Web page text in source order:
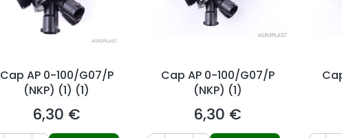
Cap AP 0-100/G07/P
(NKP) (1) (1)
Preț
6,30 €
Cap AP 0-100/G07/P
(NKP) (1)
Preț
6,30 €